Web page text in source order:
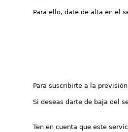
Para ello, date de alta en el
Para suscribirte a la
Si deseas darte de baja del
Ten en cuenta que este